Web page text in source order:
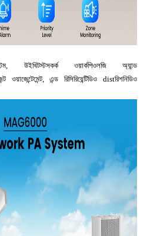
উইথিটস্টসকর্ক ওয়ার্কপিওলজি অ্যান্ড
এন্ড রিসিরিয়েন্টিডিও distরিশনিডিও